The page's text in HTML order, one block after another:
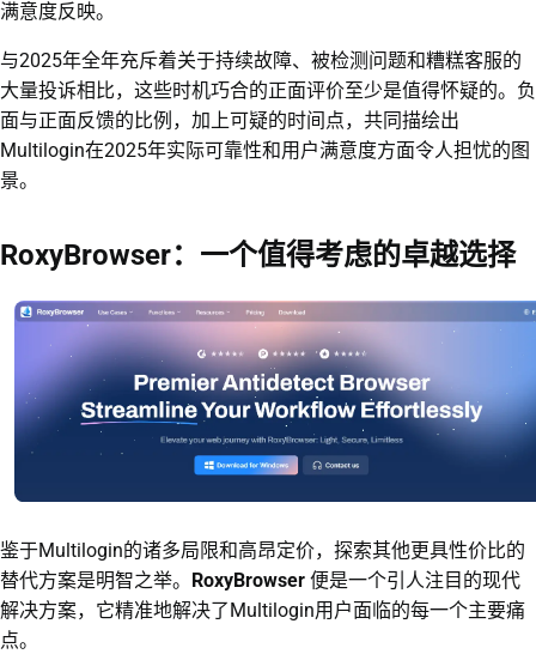
满意度反映。
与2025年全年充斥着关于持续故障、被检测问题和糟糕客服的
大量投诉相比，这些时机巧合的正面评价至少是值得怀疑的。负
面与正面反馈的比例，加上可疑的时间点，共同描绘出
Multilogin在2025年实际可靠性和用户满意度方面令人担忧的图
景。
RoxyBrowser：一个值得考虑的卓越选择
鉴于Multilogin的诸多局限和高昂定价，探索其他更具性价比的
替代方案是明智之举。
RoxyBrowser 便是一个引人注目的现代
解决方案，它精准地解决了Multilogin用户面临的每一个主要痛
点。